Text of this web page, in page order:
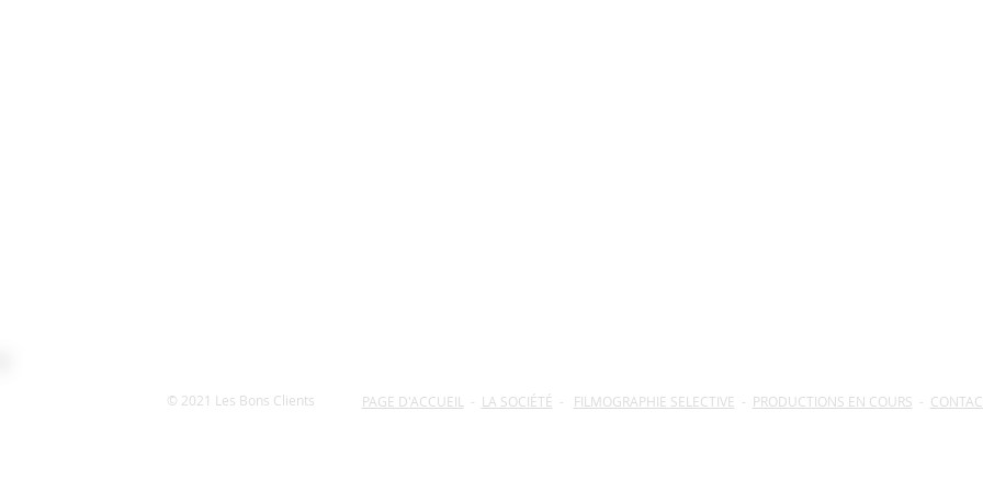
© 2021 Les Bons Clients PAGE D'ACCUEIL - LA SOCIÉTÉ - FILMOGRAPHIE SELECTIVE - PRODUCTIONS EN COURS -